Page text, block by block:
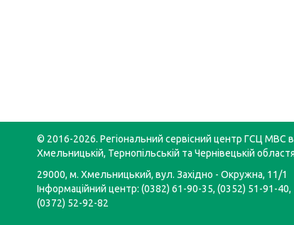
© 2016-2026. Регіональний сервісний центр ГСЦ МВС в
Хмельницькій, Тернопільській та Чернівецькій
29000, м. Хмельницький, вул. Західно - Окружна, 11/1
Інформаційний центр: (0382) 61-90-35, (0352) 51-91-40,
(0372) 52-92-82